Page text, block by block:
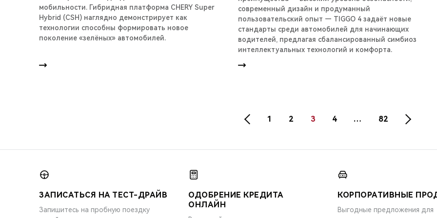
мобильности. Гибридная платформа CHERY Super
Hybrid (CSH) наглядно демонстрирует как
технологии способны формировать новое
поколение «зелёных» автомобилей.
современный дизайн и продуманный
пользовательский опыт — TIGGO 4 задаёт новые
стандарты среди автомобилей для начинающих
водителей, предлагая сбалансированный симбиоз
интеллектуальных технологий и комфорта.
1 2 3 4 … 82
ЗАПИСАТЬСЯ НА ТЕСТ-ДРАЙВ
Запишитесь на пробную поездку
ОДОБРЕНИЕ КРЕДИТА
ОНЛАЙН
КОРПОРАТИВНЫЕ
Выгодные предложения для